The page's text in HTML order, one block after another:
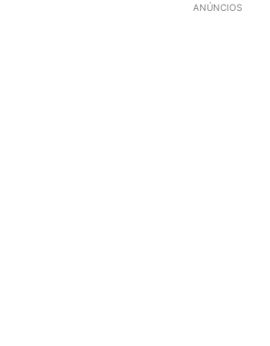
ANÚNCIOS